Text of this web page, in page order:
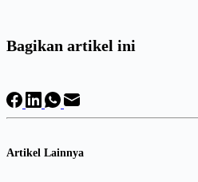
Bagikan artikel ini
Artikel Lainnya